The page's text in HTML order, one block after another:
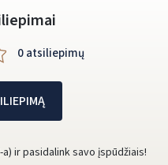
0 atsiliepimų
ir pasidalink savo įspūdžiais!